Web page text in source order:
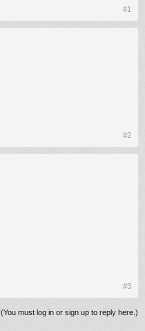
#1
#2
#3
(You must log in or sign up to reply here.)